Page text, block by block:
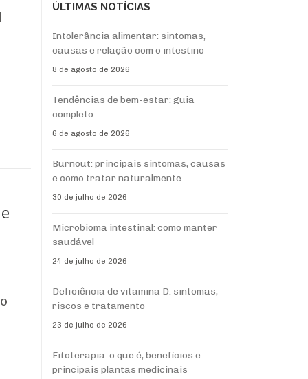
ÚLTIMAS NOTÍCIAS
Intolerância alimentar: sintomas,
causas e relação com o intestino
8 de agosto de 2026
Tendências de bem-estar: guia
completo
6 de agosto de 2026
Burnout: principais sintomas, causas
e como tratar naturalmente
30 de julho de 2026
Microbioma intestinal: como manter
saudável
24 de julho de 2026
Deficiência de vitamina D: sintomas,
riscos e tratamento
23 de julho de 2026
Fitoterapia: o que é, benefícios e
principais plantas medicinais